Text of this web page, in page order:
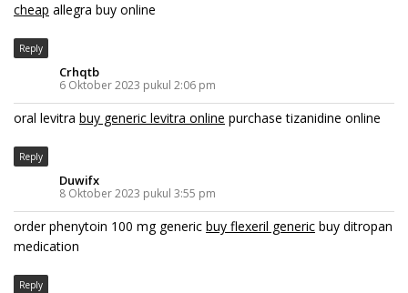
cheap allegra buy online
Reply
Crhqtb
6 Oktober 2023 pukul 2:06 pm
oral levitra buy generic levitra online purchase tizanidine online
Reply
Duwifx
8 Oktober 2023 pukul 3:55 pm
order phenytoin 100 mg generic buy flexeril generic buy ditropan
medication
Reply